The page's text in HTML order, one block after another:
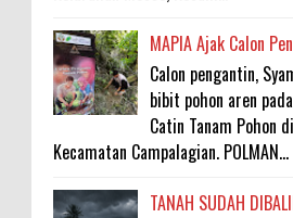
MAPIA Ajak Calon
Calon pengantin,
bibit pohon aren
Catin Tanam Pohon
Kecamatan Campalagian. POLMAN...
TANAH SUDAH